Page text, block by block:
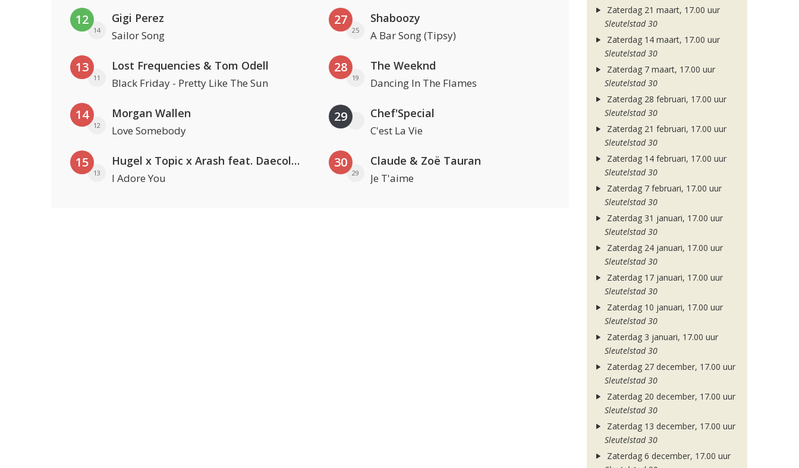
12
14
Gigi Perez
Sailor Song
13
11
Lost Frequencies & Tom Odell
Black Friday - Pretty Like The Sun
14
12
Morgan Wallen
Love Somebody
15
13
Hugel x Topic x Arash feat. Daecolm
I Adore You
27
25
Shaboozy
A Bar Song (Tipsy)
28
19
The Weeknd
Dancing In The Flames
29 Chef'Special
C'est La Vie
30
29
Claude & Zoë Tauran
Je T'aime
Zaterdag 21 maart, 17.00 uur
Sleutelstad 30
Zaterdag 14 maart, 17.00 uur
Sleutelstad 30
Zaterdag 7 maart, 17.00 uur
Sleutelstad 30
Zaterdag 28 februari, 17.00 uur
Sleutelstad 30
Zaterdag 21 februari, 17.00 uur
Sleutelstad 30
Zaterdag 14 februari, 17.00 uur
Sleutelstad 30
Zaterdag 7 februari, 17.00 uur
Sleutelstad 30
Zaterdag 31 januari, 17.00 uur
Sleutelstad 30
Zaterdag 24 januari, 17.00 uur
Sleutelstad 30
Zaterdag 17 januari, 17.00 uur
Sleutelstad 30
Zaterdag 10 januari, 17.00 uur
Sleutelstad 30
Zaterdag 3 januari, 17.00 uur
Sleutelstad 30
Zaterdag 27 december, 17.00 uur
Sleutelstad 30
Zaterdag 20 december, 17.00 uur
Sleutelstad 30
Zaterdag 13 december, 17.00 uur
Sleutelstad 30
Zaterdag 6 december, 17.00 uur